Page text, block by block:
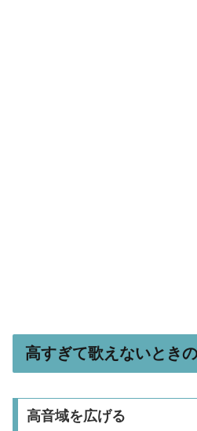
高すぎて歌えないとき
高音域を広げる